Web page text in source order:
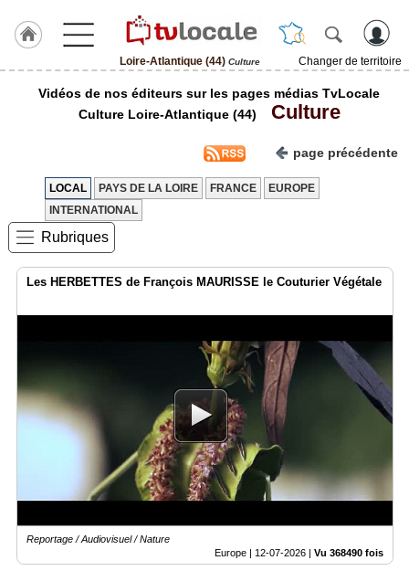
Loire-Atlantique (44) Culture
Changer de territoire
J'adhère
TvLocale
France
Accueil
RUBRIQUES
Gazette
groupe
Prémium
Vidéos de nos éditeurs sur les pages médias TvLocale
Culture Loire-Atlantique (44)
Culture
page précédente
LOCAL PAYS DE LA LOIRE FRANCE
EUROPE
INTERNATIONAL
Rubriques
Les HERBETTES de François MAURISSE le Couturier Végétale
Reportage / Audiovisuel / Nature
Europe | 12-07-2026 Vu 368490 fois